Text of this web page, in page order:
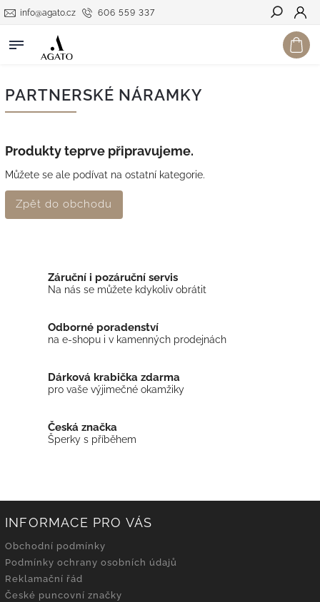
606 559 337
info@agato.cz
Hledat
PARTNERSKÉ NÁRAMKY
Produkty teprve připravujeme.
Můžete se ale podívat na ostatní kategorie.
Zpět do obchodu
Záruční i pozáruční servis
Na nás se můžete kdykoliv obrátit
Odborné poradenství
na e-shopu i v kamenných prodejnách
Dárková krabička zdarma
pro vaše výjimečné okamžiky
Česká značka
Šperky s příběhem
INFORMACE PRO VÁS
Obchodní podmínky
Podmínky ochrany osobních údajů
Reklamační řád
České puncovní značky